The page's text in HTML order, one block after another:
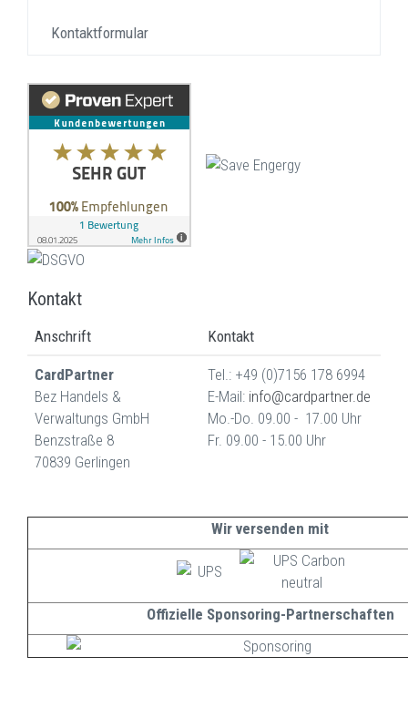
Kontaktformular
Kontakt
Anschrift Kontakt
CardPartner
Bez Handels &
Verwaltungs GmbH
Benzstraße 8
70839 Gerlingen
Tel.: +49 (0)7156 178 6994
E-Mail: info@cardpartner.de
Mo.-Do. 09.00 - 17.00 Uhr
Fr. 09.00 - 15.00 Uhr
Wir versenden mit
Offizielle Sponsoring-Partnerschaften